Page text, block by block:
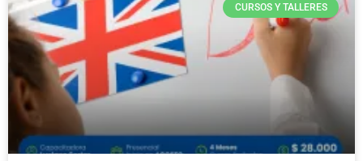
CURSOS Y TALLERES